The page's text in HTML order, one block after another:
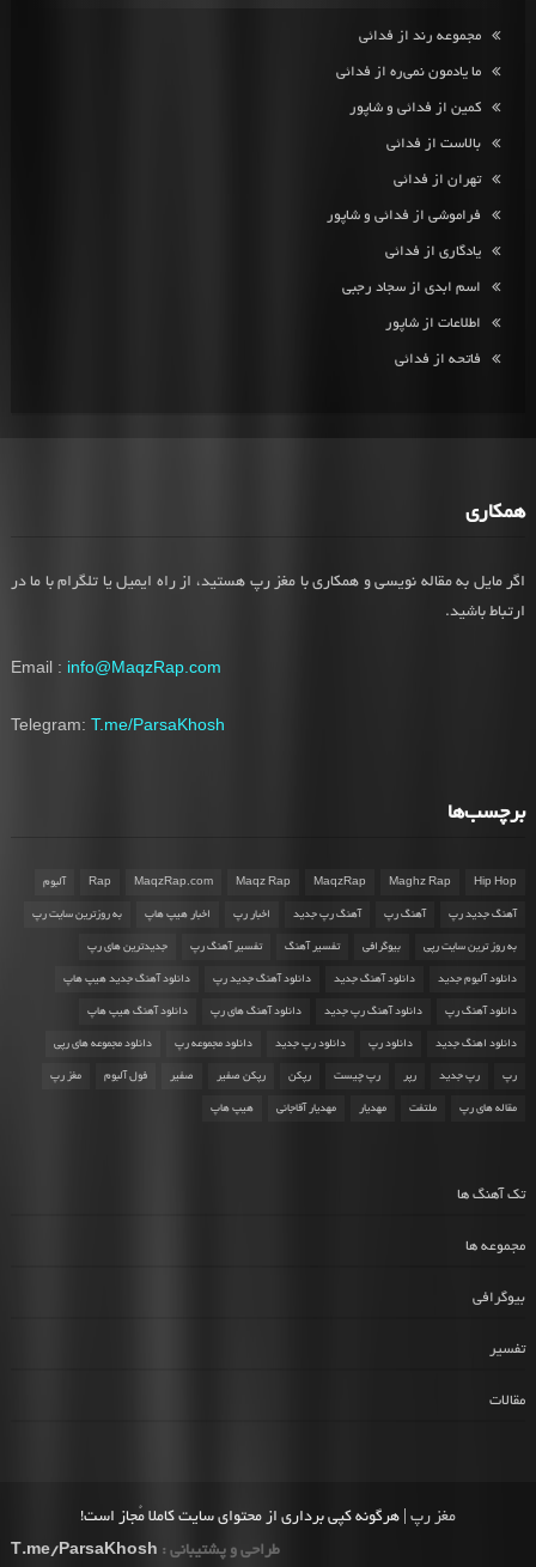
مجموعه رند از فدائی
ما یادمون نمی‌ره از فدائی
کمین از فدائی و شاپور
بالاست از فدائی
تهران از فدائی
فراموشی از فدائی و شاپور
یادگاری از فدائی
اسم ابدی از سجاد رجبی
اطلاعات از شاپور
فاتحه از فدائی
همکاری
اگر مایل به مقاله نویسی و همکاری با مغز رپ هستید، از راه ایمیل یا تلگرام با ما در
ارتباط باشید.
Email : info@MaqzRap.com
Telegram: T.me/ParsaKhosh
برچسب‌ها
Hip Hop
Maghz Rap
MaqzRap
Maqz Rap
MaqzRap.com
Rap آلبوم
آهنگ جدید رپ آهنگ رپ آهنگ رپ جدید اخبار رپ اخبار هیپ هاپ به روزترین سایت رپ
به روز ترین سایت رپی بیوگرافی تفسیر آهنگ تفسیر آهنگ رپ جدیدترین های رپ
دانلود آلبوم جدید دانلود آهنگ جدید دانلود آهنگ جدید رپ دانلود آهنگ جدید هیپ هاپ
دانلود آهنگ رپ دانلود آهنگ رپ جدید دانلود آهنگ های رپ دانلود آهنگ هیپ هاپ
دانلود اهنگ جدید دانلود رپ دانلود رپ جدید دانلود مجموعه رپ دانلود مجموعه های رپی
رپ رپ جدید رپر رپ چیست رپکن رپکن صفیر صفیر فول آلبوم مغز رپ
مقاله های رپ ملتفت مهدیار مهدیار آقاجانی هیپ هاپ
تک آهنگ ها
مجموعه ها
بیوگرافی
تفسیر
مقالات
مغز رپ | هرگونه کپی برداری از محتوای سایت کاملا مُجاز است!
طراحی و پشتیبانی : T.me/ParsaKhosh